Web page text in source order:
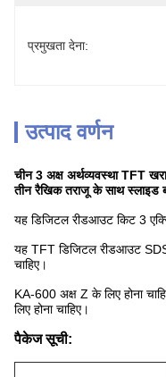
प्रमुखता देना:
उत्पाद वर्णन
चीन 3 अक्ष अर्थव्यवस्था TFT
तीन रैखिक तराजू के साथ स्लाइड
यह डिजिटल रीडआउट किट 3
यह TFT डिजिटल रीडआउट
चाहिए।
KA-600 अक्ष Z के लिए होना
लिए होना चाहिए।
पैकेज सूची: